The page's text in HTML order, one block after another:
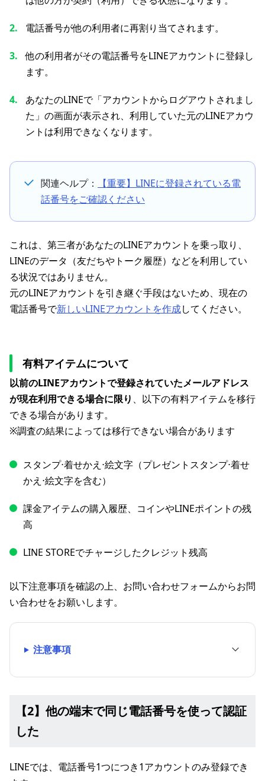
電話番号が他の利用者に再割り当てされます。
他の利用者がその電話番号をLINEアカウントに登録し
ます。
あなたのLINEで「アカウントからログアウトされまし
た」の画面が表示され、利用していた元のLINEアカウ
ントは利用できなくなります。
関連ヘルプ：
【重要】LINEに登録されている電
話番号をご確認ください
これは、第三者があなたのLINEアカウントを乗っ取り、
LINEのデータ（友だちやトーク履歴）などを利用してい
る状況ではありません。
元のLINEアカウントを引き継ぐ手段はないため、現在の
電話番号で新しいLINEアカウントを作成してください。
有料アイテムについて
以前のLINEアカウントで登録されていたメールアドレス
が現在利用できる場合に限り 、以下の有料アイテムを移行
できる場合があります。
※調査の結果によっては移行できない場合があります
スタンプ⋅着せかえ⋅絵文字（プレゼントスタンプ⋅着せ
かえ⋅絵文字を含む）
課金アイテムの購入履歴、コインやLINEポイントの残
高
LINE STOREでチャージしたクレジット残高
以下注意事項を確認の上、お問い合わせフォームからお問
い合わせをお願いします。
注意事項
【2】他の端末で同じ電話番号を使って認証
した
LINEでは、電話番号1つにつき1アカウントのみ登録でき